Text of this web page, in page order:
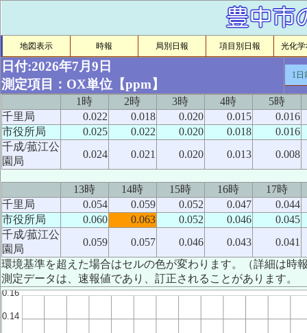
地図表示 時報 局別日報 項目別日報 光化学
日付:2026年7月9日
測定項目：OX単位【ppm】
1日
1時 2時 3時 4時
5時
千里局
0.022 0.018 0.020 0.015
0.016
市役所局
0.025 0.022 0.020 0.018
0.016
千成/菰江公
園局
0.024 0.021 0.020 0.013 0.008
13時 14時 15時 16時
17時
千里局
0.054 0.059 0.052 0.047
0.044
市役所局
0.060 0.063 0.052 0.046
0.045
千成/菰江公
園局
0.059 0.057 0.046 0.043
0.041
環境基準を超えた場合はセルの色が変わります。（詳細は時
測定データは、速報値であり、訂正されることがあります。